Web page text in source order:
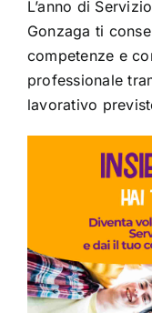
L’anno di
Gonzaga ti
competenze e
professionale
lavorativo